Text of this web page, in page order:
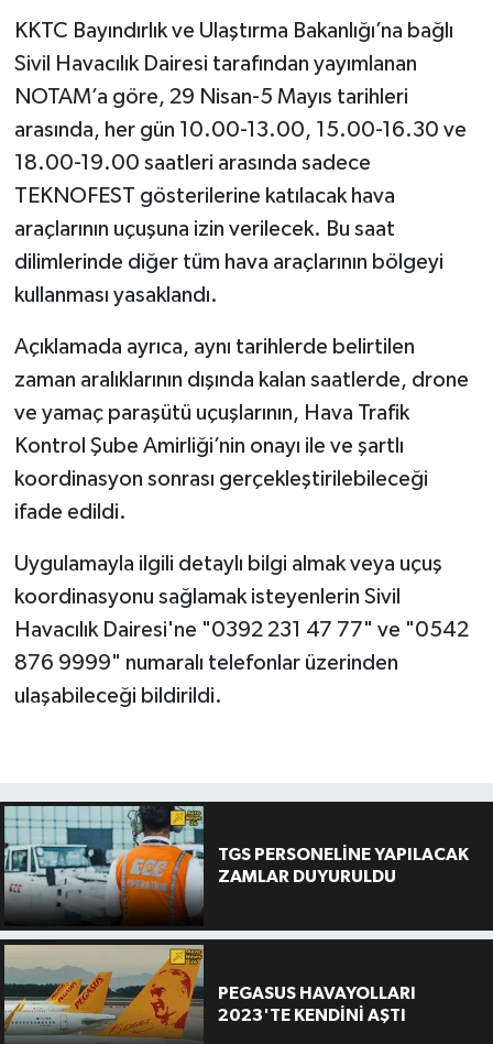
KKTC Bayındırlık ve Ulaştırma Bakanlığı’na bağlı
Sivil Havacılık Dairesi tarafından yayımlanan
NOTAM’a göre, 29 Nisan-5 Mayıs tarihleri
arasında, her gün 10.00-13.00, 15.00-16.30 ve
18.00-19.00 saatleri arasında sadece
TEKNOFEST gösterilerine katılacak hava
araçlarının uçuşuna izin verilecek. Bu saat
dilimlerinde diğer tüm hava araçlarının bölgeyi
kullanması yasaklandı.
Açıklamada ayrıca, aynı tarihlerde belirtilen
zaman aralıklarının dışında kalan saatlerde, drone
ve yamaç paraşütü uçuşlarının, Hava Trafik
Kontrol Şube Amirliği’nin onayı ile ve şartlı
koordinasyon sonrası gerçekleştirilebileceği
ifade edildi.
Uygulamayla ilgili detaylı bilgi almak veya uçuş
koordinasyonu sağlamak isteyenlerin Sivil
Havacılık Dairesi'ne "0392 231 47 77" ve "0542
876 9999" numaralı telefonlar üzerinden
ulaşabileceği bildirildi.
TGS PERSONELİNE YAPILACAK
ZAMLAR DUYURULDU
PEGASUS HAVAYOLLARI
2023'TE KENDİNİ AŞTI